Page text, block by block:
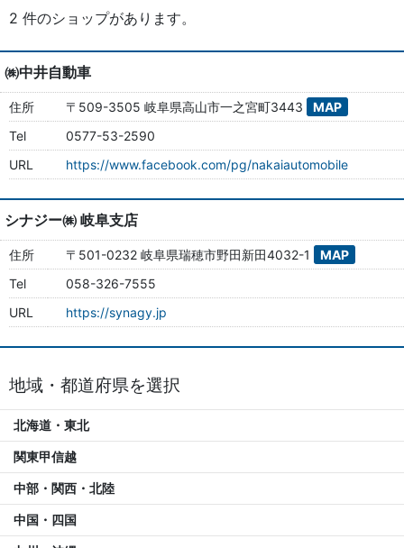
2 件のショップがあります。
㈱中井自動車
住所 〒509-3505 岐阜県高山市一之宮町3443
MAP
Tel
0577-53-2590
URL
https://www.facebook.com/pg/nakaiautomobile
シナジー㈱ 岐阜支店
住所 〒501-0232 岐阜県瑞穂市野田新田4032-1
MAP
Tel
058-326-7555
URL
https://synagy.jp
地域・都道府県を選択
北海道・東北
関東甲信越
中部・関西・北陸
中国・四国